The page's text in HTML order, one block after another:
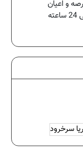
و اعیان
سرخرود